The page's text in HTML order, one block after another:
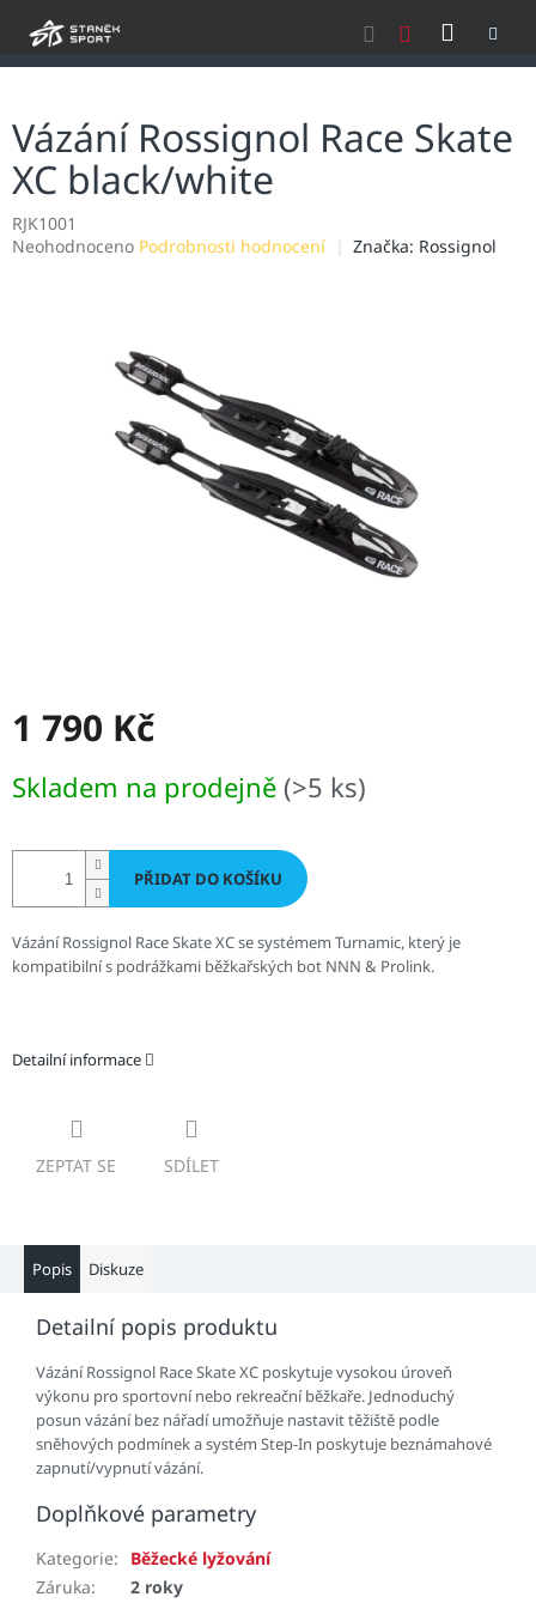
Vázání Rossignol Race Skate
XC black/white
RJK1001
Průměrné
Neohodnoceno Podrobnosti hodnocení Značka: Rossignol
1 790 Kč
cena:
Skladem na prodejně (>5 ks)
PŘIDAT DO KOŠÍKU
Vázání Rossignol Race Skate XC se systémem Turnamic, který je
kompatibilní s podrážkami běžkařských bot NNN & Prolink.
Detailní informace
ZEPTAT SE SDÍLET
Popis Diskuze
Detailní popis produktu
Vázání Rossignol Race Skate XC poskytuje vysokou úroveň
výkonu pro sportovní nebo rekreační běžkaře. Jednoduchý
posun vázání bez nářadí umožňuje nastavit těžiště podle
sněhových podmínek a systém Step-In poskytuje beznámahové
zapnutí/vypnutí vázání.
Doplňkové parametry
Kategorie:
Běžecké lyžování
Záruka: 2 roky